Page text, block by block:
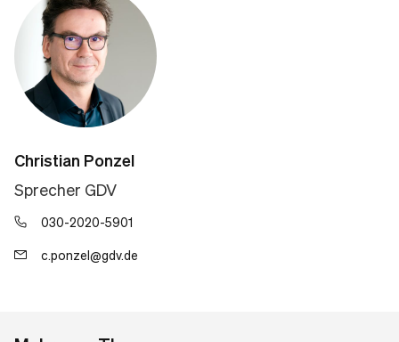
Christian Ponzel
Sprecher GDV
030-2020-5901
c.ponzel@gdv.de